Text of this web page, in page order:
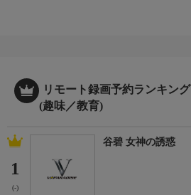
リモート録画予約ランキング
(趣味／教育)
1
(-)
谷碧 女神の誘惑